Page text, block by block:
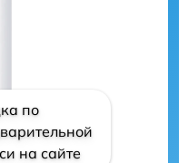
по
на сайте